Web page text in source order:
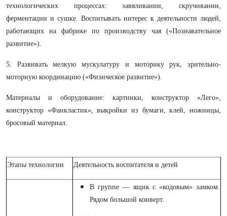
технологических процессах: завяливании, скручивании,
ферментации и сушке. Воспитывать интерес к деятельности людей,
работающих на фабрике по производству чая («Познавательное
развитие»).
5. Развивать мелкую мускулатуру и моторику рук, зрительно-
моторную координацию («Физическое развитие»).
Материалы и оборудование: картинки, конструктор «Лего»,
конструктор «Фанкластик», выкройки из бумаги, клей, ножницы,
бросовый материал.
Этапы технологии Деятельность воспитателя и детей
В группе — ящик с «кодовым» замком.
Рядом большой конверт.